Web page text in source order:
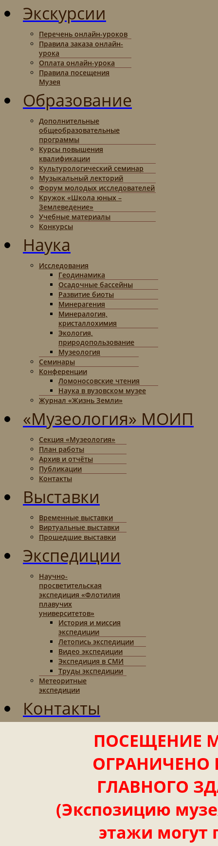
Экскурсии
Перечень онлайн-уроков
Правила заказа онлайн-
урока
Оплата онлайн-урока
Правила посещения
Музея
Образование
Дополнительные
общеобразовательные
программы
Курсы повышения
квалификации
Культурологический семинар
Музыкальный лекторий
Форум молодых исследователей
Кружок «Школа юных –
Землеведение»
Учебные материалы
Конкурсы
Наука
Исследования
Геодинамика
Осадочные бассейны
Развитие биоты
Минерагения
Минералогия,
кристаллохимия
Экология,
природопользование
Музеология
Семинары
Конференции
Ломоносовские чтения
Наука в вузовском музее
Журнал «Жизнь Земли»
«Музеология» МОИП
Секция «Музеология»
План работы
Архив и отчёты
Публикации
Контакты
Выставки
Временные выставки
Виртуальные выставки
Прошедшие выставки
Экспедиции
Научно-
просветительская
экспедиция «Флотилия
плавучих
университетов»
История и миссия
экспедиции
Летопись экспедиции
Видео экспедиции
Экспедиция в СМИ
Труды экспедиции
Метеоритные
экспедиции
Контакты
ПОСЕЩЕНИЕ
ОГРАНИЧЕНО
ГЛАВНОГО
(Экспозицию
этажи могут